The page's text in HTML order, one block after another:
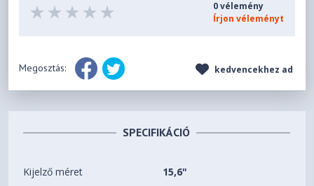
0 vélemény
Írjon véleményt
Megosztás: kedvencekhez ad
SPECIFIKÁCIÓ
Kijelző méret 15,6"